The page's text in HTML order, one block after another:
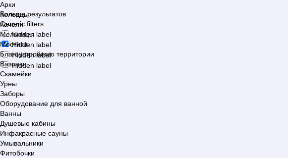
Больше результатов
Generic filters
Hidden label
Hidden label
Hidden label
Hidden label
Арки
Колодцы
Качели
Мельницы
Мостики
Благоустройство территории
Вазоны
Скамейки
Урны
Заборы
Оборудование для ванной
Ванны
Душевые кабины
Инфакрасные сауны
Умывальники
Фитобочки